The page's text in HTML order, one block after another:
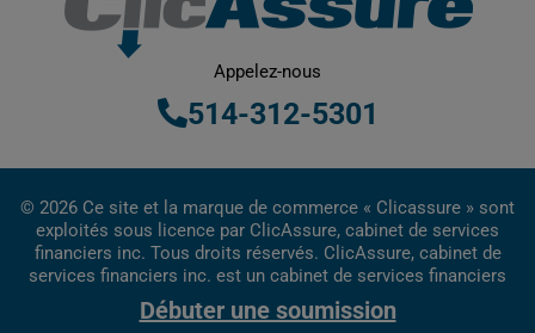
Débuter une soumission
Appelez-nous
514-312-5301
© 2026 Ce site et la marque de commerce « Clicassure » sont
exploités sous licence par ClicAssure, cabinet de services
financiers inc. Tous droits réservés. ClicAssure, cabinet de
services financiers inc. est un cabinet de services financiers
inscrit au Québec.